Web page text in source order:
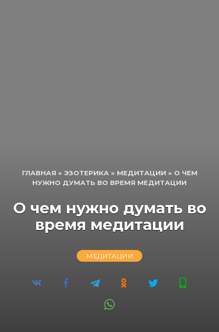
ГЛАВНАЯ » ЭЗОТЕРИКА » МЕДИТАЦИИ » О ЧЕМ
НУЖНО ДУМАТЬ ВО ВРЕМЯ МЕДИТАЦИИ
О чем нужно думать во
время медитации
МЕДИТАЦИИ